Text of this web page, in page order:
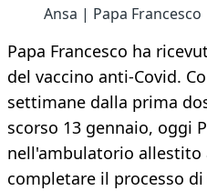
Ansa | Papa Francesco
Papa Francesco ha
del vaccino anti-Covid.
settimane dalla prima
scorso 13 gennaio, oggi
nell'ambulatorio allestito
completare il processo